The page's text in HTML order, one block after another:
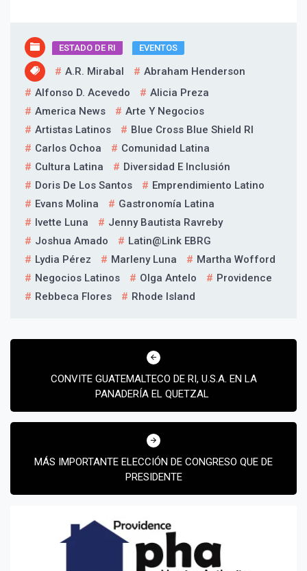
Suscribír
ESTADO DE RI EVENTOS
A.R. Mirabal
Abraham Henderson
Alfonso D. Acevedo
Alicia Preza
America News
Arte Y Negocios
Artistas Latinos
Blue Cross Blue Shield RI
Carlos Ochoa
Comunidad Latina
Cultura Latina
Diversidad E Inclusión
Doris De Los Santos
Emprendimiento Latino
Evans Molina
Gastronomía Latina
Ivette Luna
Jenny Bautista Ravreby
Joshua Amado
Latin@Link EBRG
Lydia Pérez
Marleny Luna
Martha Wofford
Negocios Latinos
Olga Antelo
Providence
Rebbeca Flores
Rhode Island
Navegación
entradasCONVITE GUATEMALTECO DE RI, U.S.A. EN LA
PANADERÍA EL QUETZAL
MÁS IMPORTANTE ELECCIÓN DE CONGRESO QUE DE
PRESIDENTE